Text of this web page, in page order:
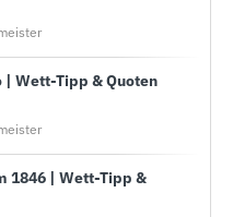
| Wett-Tipp & Quoten
1846 | Wett-Tipp &